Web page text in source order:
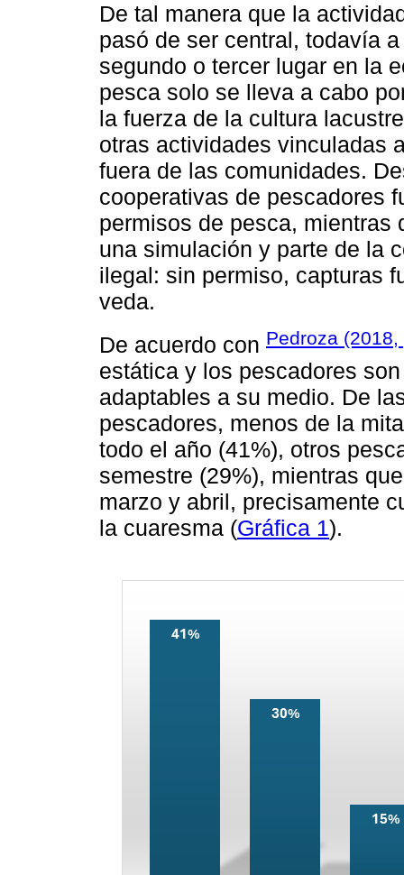
De tal manera que la
pasó de ser central, todavía
segundo o tercer lugar en la
pesca solo se lleva a cabo
la fuerza de la cultura
otras actividades vinculadas
fuera de las comunidades.
cooperativas de pescadores
permisos de pesca, mientras
una simulación y parte de la
ilegal: sin permiso, capturas
veda.
De acuerdo con Pedroza (2018,
estática y los pescadores
adaptables a su medio. De
pescadores, menos de la
todo el año (41%), otros
semestre (29%), mientras
marzo y abril, precisamente
la cuaresma (Gráfica 1).